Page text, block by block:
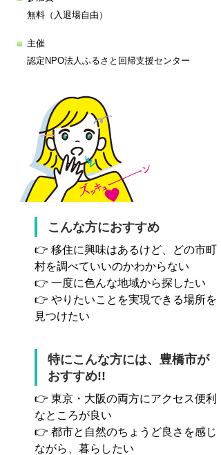
無料（入退場自由）
主催
認定NPO法人ふるさと回帰支援センター
こんな方におすすめ
👉 移住に興味はあるけど、どの市町
村を調べていいのかわからない
👉 一度に色んな地域から探したい
👉 やりたいことを実現できる場所を
見つけたい
特にこんな方には、豊橋市が
おすすめ!!
👉 東京・大阪の両方にアクセス便利
なところが良い
👉 都市と自然のちょうど良さを感じ
ながら、暮らしたい